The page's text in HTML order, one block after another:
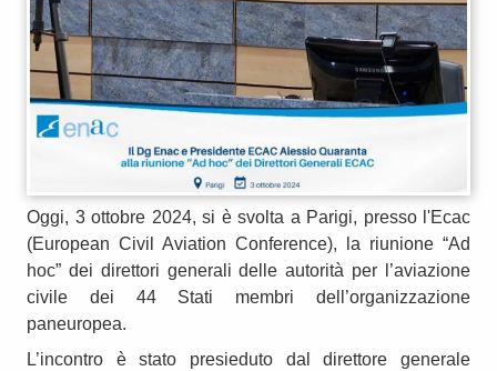
Oggi, 3 ottobre 2024, si è svolta a Parigi, presso l'Ecac
(European Civil Aviation Conference), la riunione “Ad
hoc” dei direttori generali delle autorità per l’aviazione
civile dei 44 Stati membri dell’organizzazione
paneuropea.
L’incontro è stato presieduto dal direttore generale